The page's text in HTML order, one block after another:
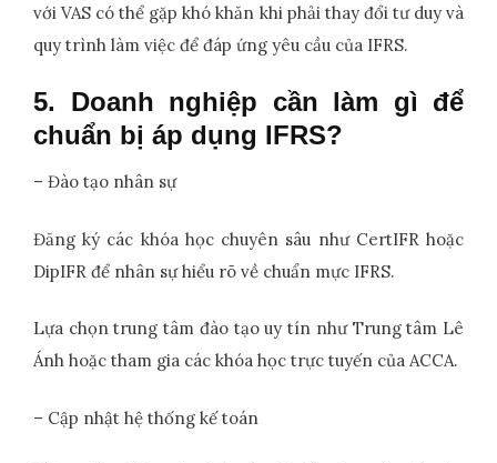
với VAS có thể gặp khó khăn khi phải thay đổi tư duy và
quy trình làm việc để đáp ứng yêu cầu của IFRS.
5. Doanh nghiệp cần làm gì để
chuẩn bị áp dụng IFRS?
– Đào tạo nhân sự
Đăng ký các khóa học chuyên sâu như CertIFR hoặc
DipIFR để nhân sự hiểu rõ về chuẩn mực IFRS.
Lựa chọn trung tâm đào tạo uy tín như Trung tâm Lê
Ánh hoặc tham gia các khóa học trực tuyến của ACCA.
– Cập nhật hệ thống kế toán